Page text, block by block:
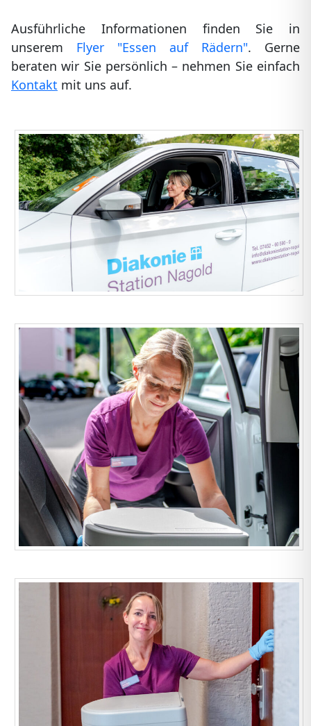
Ausführliche Informationen finden Sie in
unserem Flyer "Essen auf Rädern". Gerne
beraten wir Sie persönlich – nehmen Sie einfach
Kontakt mit uns auf.